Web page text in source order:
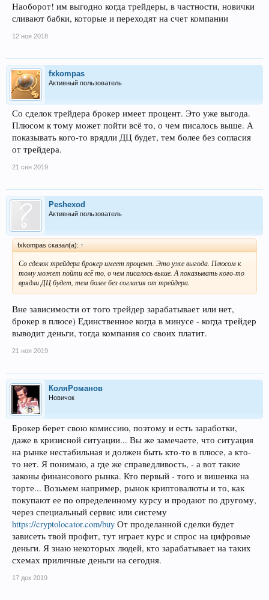
Наоборот! им выгодно когда трейдеры, в частности, новички
сливают бабки, которые и переходят на счет компании
12 ноя 2018
fxkompas
Активный пользователь
Со сделок трейдера брокер имеет процент. Это уже выгода.
Плюсом к тому может пойти всё то, о чем писалось выше. А
показывать кого-то врядли ДЦ будет, тем более без согласия
от трейдера.
21 сен 2019
Peshexod
Активный пользователь
fxkompas сказал(а): ↑
Со сделок трейдера брокер имеет процент. Это уже выгода. Плюсом к
тому может пойти всё то, о чем писалось выше. А показывать кого-то
врядли ДЦ будет, тем более без согласия от трейдера.
Вне зависимости от того трейдер зарабатывает или нет,
брокер в плюсе) Единственное когда в минусе - когда трейдер
выводит деньги, тогда компания со своих платит.
21 ноя 2019
КоляРоманов
Новичок
Брокер берет свою комиссию, поэтому и есть заработки,
даже в кризисной ситуации... Вы же замечаете, что ситуация
на рынке нестабильная и должен быть кто-то в плюсе, а кто-
то нет. Я понимаю, а где же справедливость, - а вот такие
законы финансового рынка. Кто первый - того и вишенка на
торте... Возьмем например, рынок криптовалюты и то, как
покупают ее по определенному курсу и продают по другому,
через специальный сервис или систему
https://cryptolocator.com/buy От проделанной сделки будет
зависеть твой профит, тут играет курс и спрос на цифровые
деньги. Я знаю некоторых людей, кто зарабатывает на таких
схемах приличные деньги на сегодня.
17 дек 2019